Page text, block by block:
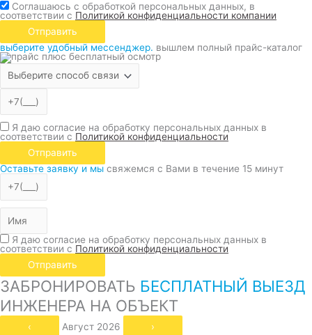
Соглашаюсь с обработкой персональных данных, в
соответствии с Политикой конфиденциальности компании
Отправить
выберите удобный мессенджер. вышлем полный прайс-каталог
Я даю согласие на обработку персональных данных в
соответствии с Политикой конфиденциальности
Отправить
Оставьте заявку и мы свяжемся с Вами в течение 15 минут
Я даю согласие на обработку персональных данных в
соответствии с Политикой конфиденциальности
Отправить
ЗАБРОНИРОВАТЬ БЕСПЛАТНЫЙ ВЫЕЗД
ИНЖЕНЕРА НА ОБЪЕКТ
‹ Август 2026
›